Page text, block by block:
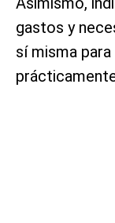
gastos y
sí misma